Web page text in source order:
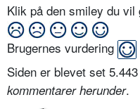
Klik på den smiley du vil
Brugernes vurdering
Siden er blevet set
kommentarer herunder.